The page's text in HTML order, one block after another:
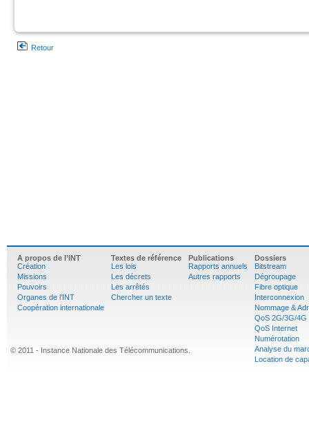
Retour
A propos de l’INT
Création
Missions
Pouvoirs
Organes de l’INT
Coopération internationale
Textes de référence
Les lois
Les décrets
Les arrêtés
Chercher un texte
Publications
Rapports annuels
Autres rapports
Dossiers
Bitstream
Dégroupage
Fibre optique
Interconnexion
Nommage &
QoS 2G/3G/4G
QoS Internet
Numérotation
Analyse du
Location de
© 2011 - Instance Nationale des Télécommunications.